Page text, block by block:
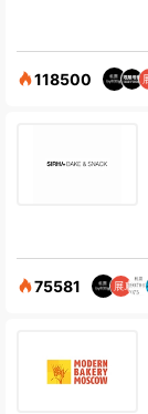
118500
75581